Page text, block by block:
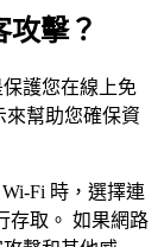
攻擊？
護您在線上免
來幫助您確保資
Wi-Fi 時，選擇連
存取。 如果網路